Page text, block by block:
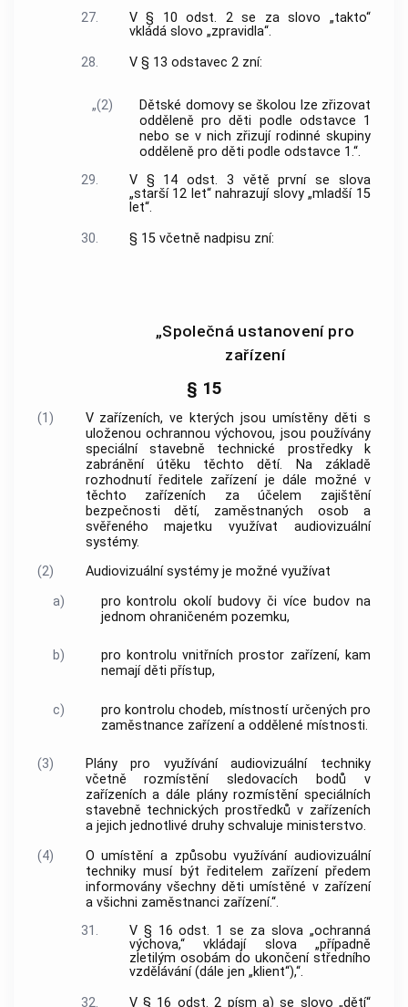
27.
V § 10 odst. 2 se za slovo „takto“
vkládá slovo „zpravidla“.
28.
V § 13 odstavec 2 zní:
„(2)
Dětské domovy se školou lze zřizovat
odděleně pro děti podle odstavce 1
nebo se v nich zřizují rodinné skupiny
odděleně pro děti podle odstavce 1.“.
29.
V § 14 odst. 3 větě první se slova
„starší 12 let“ nahrazují slovy „mladší 15
let“.
30.
§ 15 včetně nadpisu zní:
„Společná ustanovení pro
zařízení
§ 15
(1)
V zařízeních, ve kterých jsou umístěny děti s
uloženou ochrannou výchovou, jsou používány
speciální stavebně technické prostředky k
zabránění útěku těchto dětí. Na základě
rozhodnutí ředitele zařízení je dále možné v
těchto zařízeních za účelem zajištění
bezpečnosti dětí, zaměstnaných osob a
svěřeného majetku využívat audiovizuální
systémy.
(2)
Audiovizuální systémy je možné využívat
a)
pro kontrolu okolí budovy či více budov na
jednom ohraničeném pozemku,
b)
pro kontrolu vnitřních prostor zařízení, kam
nemají děti přístup,
c)
pro kontrolu chodeb, místností určených pro
zaměstnance zařízení a oddělené místnosti.
(3)
Plány pro využívání audiovizuální techniky
včetně rozmístění sledovacích bodů v
zařízeních a dále plány rozmístění speciálních
stavebně technických prostředků v zařízeních
a jejich jednotlivé druhy schvaluje ministerstvo.
(4)
O umístění a způsobu využívání audiovizuální
techniky musí být ředitelem zařízení předem
informovány všechny děti umístěné v zařízení
a všichni zaměstnanci zařízení.“.
31.
V § 16 odst. 1 se za slova „ochranná
výchova,“ vkládají slova „případně
zletilým osobám do ukončení středního
vzdělávání (dále jen „klient“),“.
32.
V § 16 odst. 2 písm a) se slovo „dětí“